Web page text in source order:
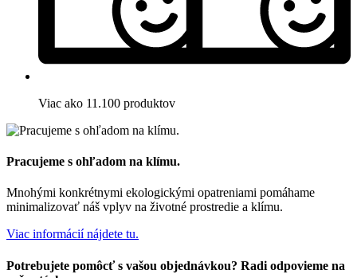
Viac ako 11.100 produktov
Pracujeme s ohľadom na klímu.
Mnohými konkrétnymi ekologickými opatreniami pomáhame
minimalizovať náš vplyv na životné prostredie a klímu.
Viac informácií nájdete tu.
Potrebujete pomôcť s vašou objednávkou? Radi odpovieme na